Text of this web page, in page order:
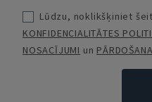
Lūdzu, noklikšķiniet
KONFIDENCIALITĀTES
NOSACĪJUMI un